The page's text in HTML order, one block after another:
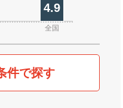
4.9
全国
件で探す